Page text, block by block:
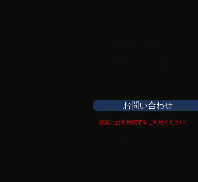
お問い合わせ
検索には常用漢字をご利用ください。